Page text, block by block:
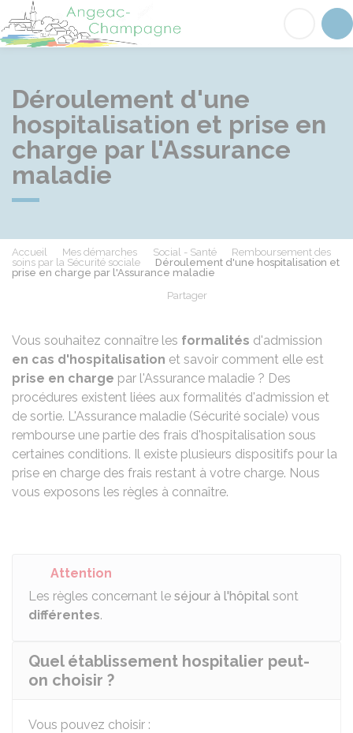
Angeac-Champagne
Déroulement d'une
hospitalisation et prise en
charge par l'Assurance
maladie
Accueil Mes démarches Social - Santé
Remboursement des
soins par la Sécurité sociale
Déroulement d'une hospitalisation et
prise en charge par l'Assurance maladie
Partager
Vous souhaitez connaître les formalités d'admission
en cas d'hospitalisation et savoir comment elle est
prise en charge par l'Assurance maladie ? Des
procédures existent liées aux formalités d'admission et
de sortie. L'Assurance maladie (Sécurité sociale) vous
rembourse une partie des frais d'hospitalisation sous
certaines conditions. Il existe plusieurs dispositifs pour la
prise en charge des frais restant à votre charge. Nous
vous exposons les règles à connaître.
Attention
Les règles concernant le séjour à l'hôpital sont
différentes.
Quel établissement hospitalier peut-
on choisir ?
Vous pouvez choisir :